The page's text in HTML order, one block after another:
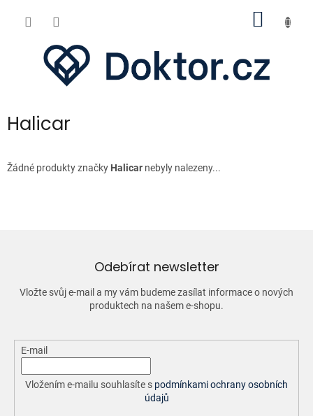
Halicar
Žádné produkty značky Halicar nebyly nalezeny...
Odebírat newsletter
Vložte svůj e-mail a my vám budeme zasílat informace o nových
produktech na našem e-shopu.
E-mail
Vložením e-mailu souhlasíte s podmínkami ochrany osobních
údajů